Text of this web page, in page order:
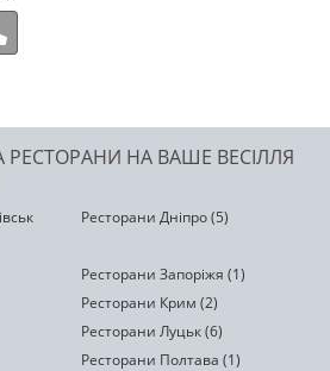
РЕСТОРАНИ НА ВАШЕ ВЕСІЛЛЯ
Ресторани Дніпро (5)
Ресторани Запоріжя (1)
Ресторани Крим (2)
Ресторани Луцьк (6)
Ресторани Полтава (1)